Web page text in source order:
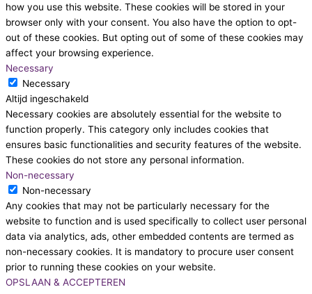
how you use this website. These cookies will be stored in your
browser only with your consent. You also have the option to opt-
out of these cookies. But opting out of some of these cookies may
affect your browsing experience.
Necessary
Necessary
Altijd ingeschakeld
Necessary cookies are absolutely essential for the website to
function properly. This category only includes cookies that
ensures basic functionalities and security features of the website.
These cookies do not store any personal information.
Non-necessary
Non-necessary
Any cookies that may not be particularly necessary for the
website to function and is used specifically to collect user personal
data via analytics, ads, other embedded contents are termed as
non-necessary cookies. It is mandatory to procure user consent
prior to running these cookies on your website.
OPSLAAN & ACCEPTEREN